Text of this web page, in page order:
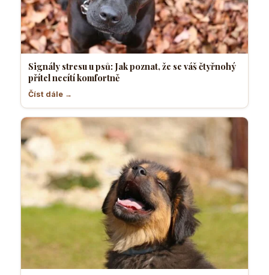
Signály stresu u psů: Jak poznat, že se váš čtyřnohý
přítel necítí komfortně
Číst dále →